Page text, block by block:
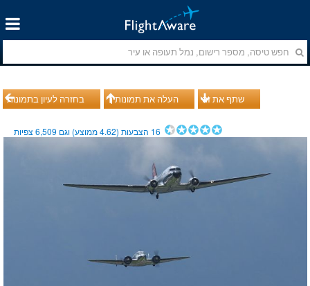
בחזרה לעיון בתמונות העלה את תמונותיך שתף את זה
16 הצבעות (4.62ממוצע) וגם 6,509צפיות